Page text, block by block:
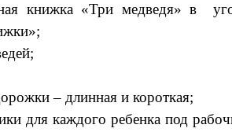
книжка «Три медведя» в
– длинная и короткая;
для каждого ребенка под